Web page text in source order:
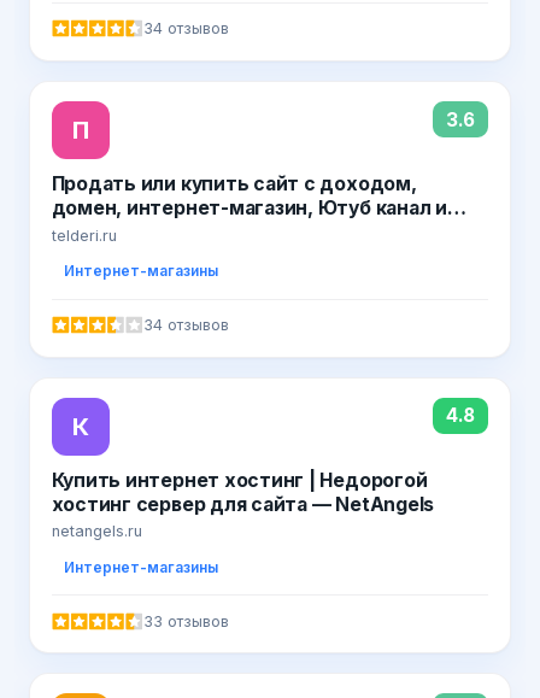
34 отзывов
П 3.6
Продать или купить сайт с доходом,
домен, интернет-магазин, Ютуб канал и
группу ВК на бирже Телдери
telderi.ru
Интернет-магазины
34 отзывов
К 4.8
Купить интернет хостинг | Недорогой
хостинг сервер для сайта — NetAngels
netangels.ru
Интернет-магазины
33 отзывов